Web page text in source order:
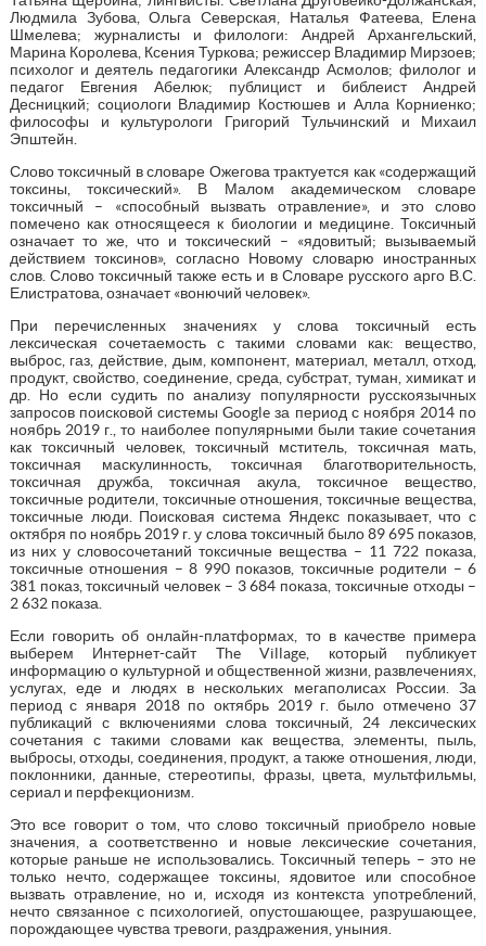
Людмила Зубова, Ольга Северская, Наталья Фатеева, Елена
Шмелева; журналисты и филологи: Андрей Архангельский,
Марина Королева, Ксения Туркова; режиссер Владимир Мирзоев;
психолог и деятель педагогики Александр Асмолов; филолог и
педагог Евгения Абелюк; публицист и библеист Андрей
Десницкий; социологи Владимир Костюшев и Алла Корниенко;
философы и культурологи Григорий Тульчинский и Михаил
Эпштейн.
Слово токсичный в словаре Ожегова трактуется как «содержащий
токсины, токсический». В Малом академическом словаре
токсичный – «способный вызвать отравление», и это слово
помечено как относящееся к биологии и медицине. Токсичный
означает то же, что и токсический – «ядовитый; вызываемый
действием токсинов», согласно Новому словарю иностранных
слов. Слово токсичный также есть и в Словаре русского арго В.С.
Елистратова, означает «вонючий человек».
При перечисленных значениях у слова токсичный есть
лексическая сочетаемость с такими словами как: вещество,
выброс, газ, действие, дым, компонент, материал, металл, отход,
продукт, свойство, соединение, среда, субстрат, туман, химикат и
др. Но если судить по анализу популярности русскоязычных
запросов поисковой системы Google за период с ноября 2014 по
ноябрь 2019 г., то наиболее популярными были такие сочетания
как токсичный человек, токсичный мститель, токсичная мать,
токсичная маскулинность, токсичная благотворительность,
токсичная дружба, токсичная акула, токсичное вещество,
токсичные родители, токсичные отношения, токсичные вещества,
токсичные люди. Поисковая система Яндекс показывает, что с
октября по ноябрь 2019 г. у слова токсичный было 89 695 показов,
из них у словосочетаний токсичные вещества – 11 722 показа,
токсичные отношения – 8 990 показов, токсичные родители – 6
381 показ, токсичный человек – 3 684 показа, токсичные отходы –
2 632 показа.
Если говорить об онлайн-платформах, то в качестве примера
выберем Интернет-сайт The Village, который публикует
информацию о культурной и общественной жизни, развлечениях,
услугах, еде и людях в нескольких мегаполисах России. За
период с января 2018 по октябрь 2019 г. было отмечено 37
публикаций с включениями слова токсичный, 24 лексических
сочетания с такими словами как вещества, элементы, пыль,
выбросы, отходы, соединения, продукт, а также отношения, люди,
поклонники, данные, стереотипы, фразы, цвета, мультфильмы,
сериал и перфекционизм.
Это все говорит о том, что слово токсичный приобрело новые
значения, а соответственно и новые лексические сочетания,
которые раньше не использовались. Токсичный теперь – это не
только нечто, содержащее токсины, ядовитое или способное
вызвать отравление, но и, исходя из контекста употреблений,
нечто связанное с психологией, опустошающее, разрушающее,
порождающее чувства тревоги, раздражения, уныния.